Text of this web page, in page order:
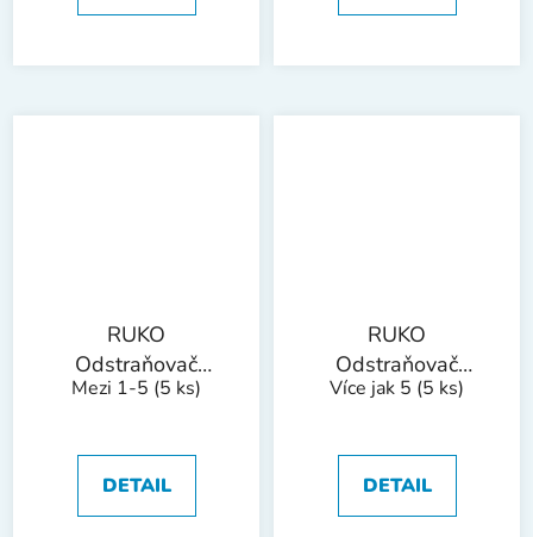
RUKO
Odstraňovač
otřepů B50
Mezi 1-5 (5 ks)
DETAIL
RUKO
Odstraňovač
otřepů B60
Více jak 5 (5 ks)
DETAIL